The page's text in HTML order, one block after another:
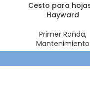
Cesto para
Hayward
Primer Ronda,
Mantenimiento